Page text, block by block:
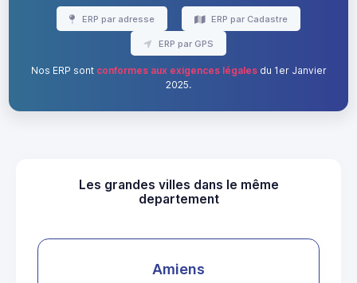
ERP par adresse ERP par Cadastre
ERP par GPS
Nos ERP sont conformes aux exigences légalesdu 1er Janvier
2025.
Les grandes villes dans le même
departement
Amiens